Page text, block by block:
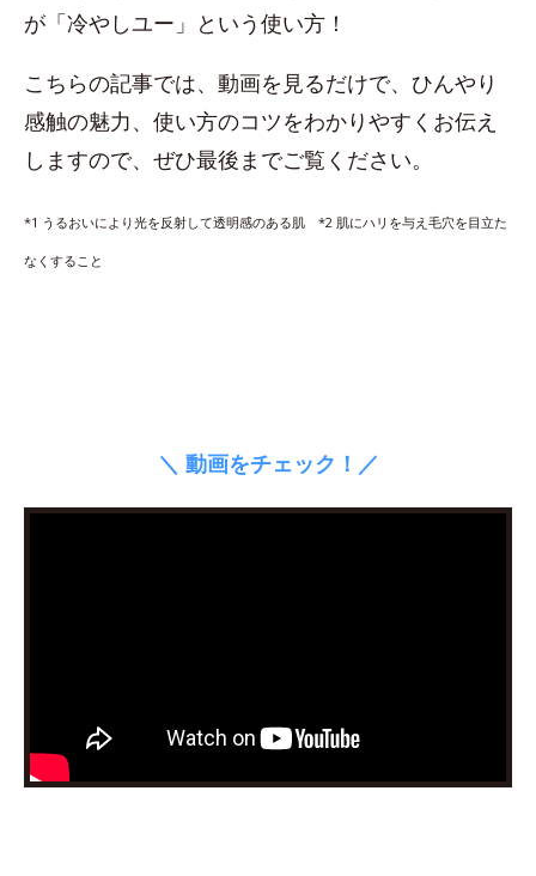
が「冷やしユー」という使い方！
こちらの記事では、動画を見るだけで、ひんやり
感触の魅力、使い方のコツをわかりやすくお伝え
しますので、ぜひ最後までご覧ください。
*1 うるおいにより光を反射して透明感のある肌 *2 肌にハリを与え毛穴を目立た
なくすること
＼ 動画をチェック！／